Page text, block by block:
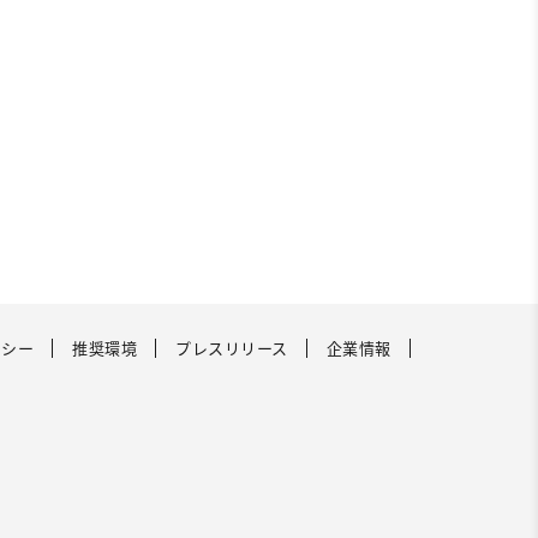
ー 推奨環境 プレスリリース 企業情報